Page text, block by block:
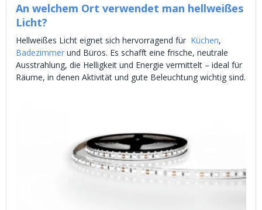
An welchem Ort verwendet man hellweißes
Licht?
Hellweißes Licht eignet sich hervorragend für Küchen,
Badezimmer und Büros. Es schafft eine frische, neutrale
Ausstrahlung, die Helligkeit und Energie vermittelt – ideal für
Räume, in denen Aktivität und gute Beleuchtung wichtig sind.